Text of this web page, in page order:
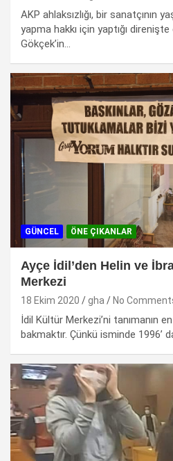
AKP ahlaksızlığı, bir sanatçının
yapma hakkı için yaptığı
Gökçek’in…
GÜNCEL ÖNE ÇIKANLAR
Ayçe İdil’den Helin ve
Merkezi
18 Ekim 2020 gha No
İdil Kültür Merkezi’ni tanımanın
bakmaktır. Çünkü isminde 1996’